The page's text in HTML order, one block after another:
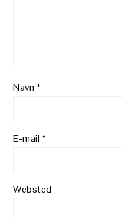
Navn *
E-mail*
Websted